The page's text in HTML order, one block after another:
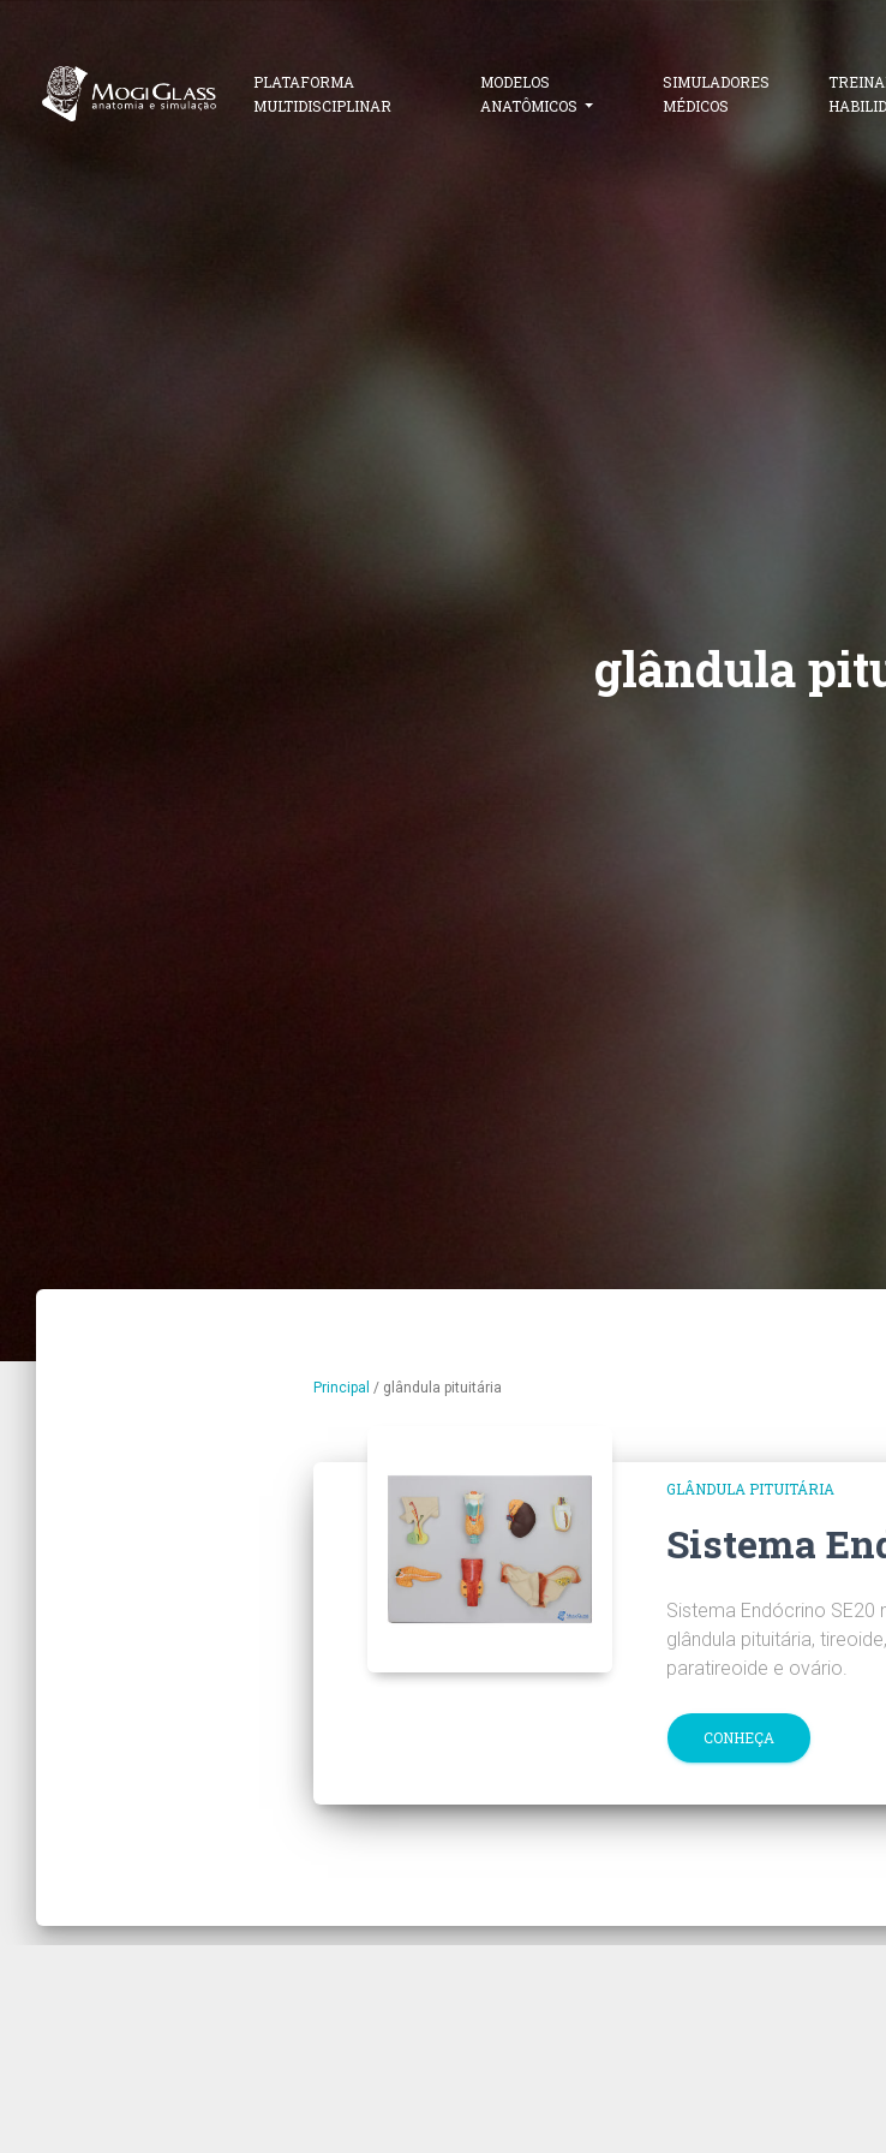
PLATAFORMA
MULTIDISCIPLINAR
MODELOS
ANATÔMICOS
SIMULADORES
MÉDICOS
glândula
Principal / glândula pituitária
GLÂNDULA PITUITÁRIA
Sistema
Sistema Endócrino SE20
glândula pituitária,
paratireoide e ovário.
CONHEÇA